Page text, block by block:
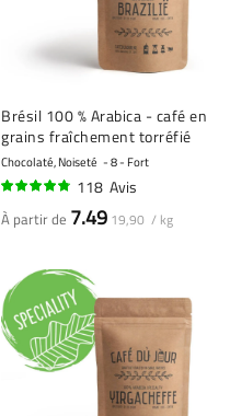
Brésil 100 % Arabica - café en
grains fraîchement torréfié
Chocolaté, Noiseté 8 - Fort
118 Avis
À partir de 7.49 19,90 / kg